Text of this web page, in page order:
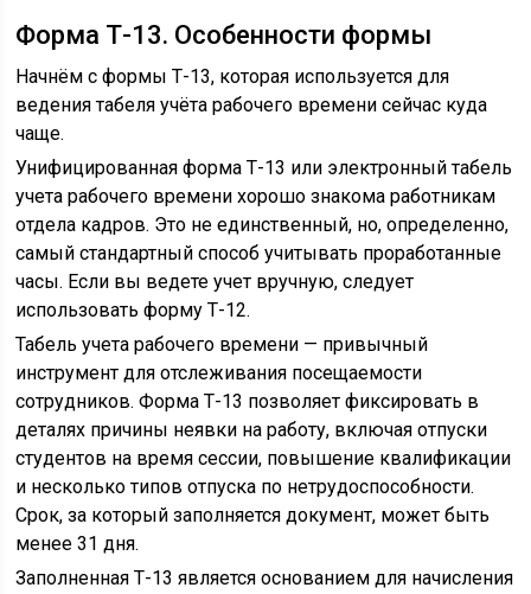
Форма Т-13. Особенности формы
Начнём с формы Т-13, которая используется для
ведения табеля учёта рабочего времени сейчас куда
чаще.
Унифицированная форма Т-13 или электронный табель
учета рабочего времени хорошо знакома работникам
отдела кадров. Это не единственный, но, определенно,
самый стандартный способ учитывать проработанные
часы. Если вы ведете учет вручную, следует
использовать форму Т-12.
Табель учета рабочего времени — привычный
инструмент для отслеживания посещаемости
сотрудников. Форма Т-13 позволяет фиксировать в
деталях причины неявки на работу, включая отпуски
студентов на время сессии, повышение квалификации
и несколько типов отпуска по нетрудоспособности.
Срок, за который заполняется документ, может быть
менее 31 дня.
Заполненная Т-13 является основанием для начисления